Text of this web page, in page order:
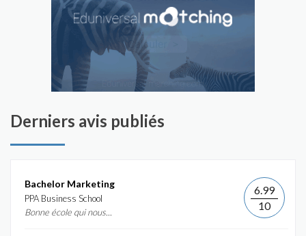
Derniers avis publiés
Bachelor Marketing
PPA Business School
Bonne école qui nous...
6.99
10